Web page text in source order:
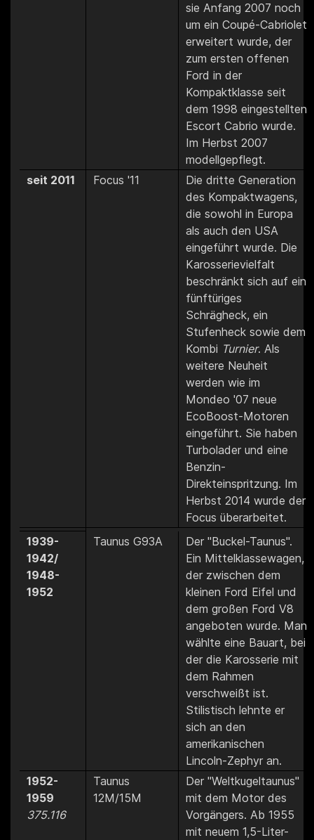
sie Anfang 2007 noch
um ein Coupé-Cabriolet
erweitert wurde, der
zum ersten offenen
Ford in der
Kompaktklasse seit
dem 1998 eingestellten
Escort Cabrio wurde.
Im Herbst 2007
modellgepflegt.
seit 2011
Focus '11
Die dritte Generation
des Kompaktwagens,
die sowohl in Europa
als auch den USA
eingeführt wurde. Die
Karosserievielfalt
beschränkt sich auf ein
fünftüriges
Schrägheck, ein
Stufenheck sowie dem
Kombi Turnier. Als
weitere Neuheit
werden wie im
Mondeo '07 neue
EcoBoost-Motoren
eingeführt. Sie haben
Turbolader und eine
Benzin-
Direkteinspritzung. Im
Herbst 2014 wurde der
Focus überarbeitet.
1939-
1942/
1948-
1952
Taunus G93A
Der "Buckel-Taunus".
Ein Mittelklassewagen,
der zwischen dem
kleinen Ford Eifel und
dem großen Ford V8
angeboten wurde. Man
wählte eine Bauart, bei
der die Karosserie mit
dem Rahmen
verschweißt ist.
Stilistisch lehnte er
sich an den
amerikanischen
Lincoln-Zephyr an.
1952-
1959
375.116
Taunus
12M/15M
Der "Weltkugeltaunus"
mit dem Motor des
Vorgängers. Ab 1955
mit neuem 1,5-Liter-